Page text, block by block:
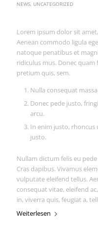
NEWS, UNCATEGORIZED
Lorem ipsum dolor sit
Aenean commodo ligula
natoque penatibus et
ridiculus mus. Donec quam
pretium quis, sem.
Nulla consequat
Donec pede justo,
arcu.
In enim justo, rhoncus
justo.
Nullam dictum felis eu
Cras dapibus. Vivamus
vulputate eleifend tellus.
consequat vitae, eleifend
in, viverra quis, feugiat a,
Weiterlesen